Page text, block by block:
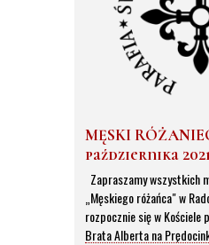
MĘSKI
października
Zapraszamy wszystkich
„Męskiego różańca" w
rozpocznie się w Kościele
Brata Alberta na